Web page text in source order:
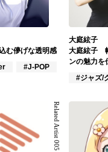
む儚げな透明感
#J-POP
大庭絃子
大庭絃子
ンの魅力を
#ジャズ/
Related Artist 005